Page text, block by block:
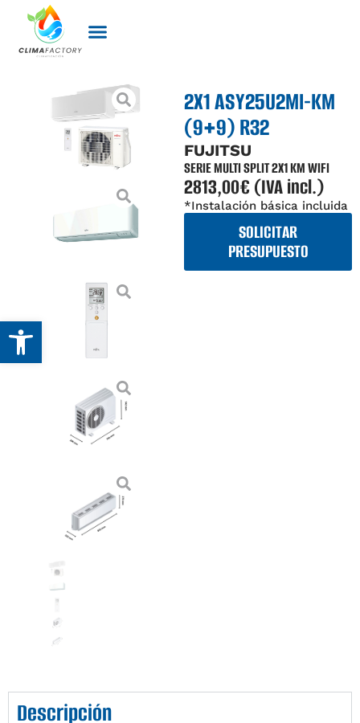
2X1 ASY25U2MI-KM
(9+9) R32
FUJITSU
SERIE MULTI SPLIT 2X1 KM WIFI
2813,00€ (IVA incl.)
*Instalación básica incluida
SOLICITAR
PRESUPUESTO
Descripción
Abrir barra de herramientas